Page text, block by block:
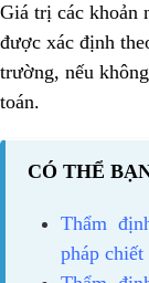
Giá trị các khoản
được xác định
trường, nếu
toán.
CÓ THỂ
Thẩm
pháp